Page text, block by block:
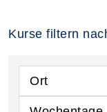
Kurse filtern
Ort